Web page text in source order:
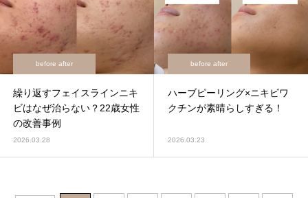
before after
繰り返すフェイスラインニキ
ビはなぜ治らない？22歳女性
の改善事例
2026.03.28
before after
ハーブピーリング×ニキビワ
クチンが素晴らしすぎる！
2026.03.23